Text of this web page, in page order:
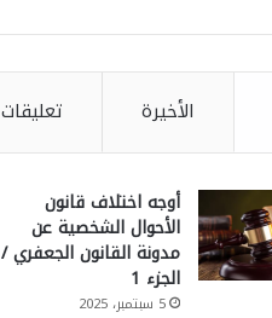
الأخيرة تعليقات
أوجه اختلاف قانون
الأحوال الشخصية عن
مدونة القانون الجعفري /
الجزء 1
5 سبتمبر، 2025